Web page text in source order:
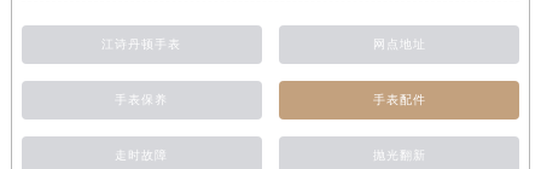
江诗丹顿手表 网点地址
手表保养 手表配件
走时故障 抛光翻新